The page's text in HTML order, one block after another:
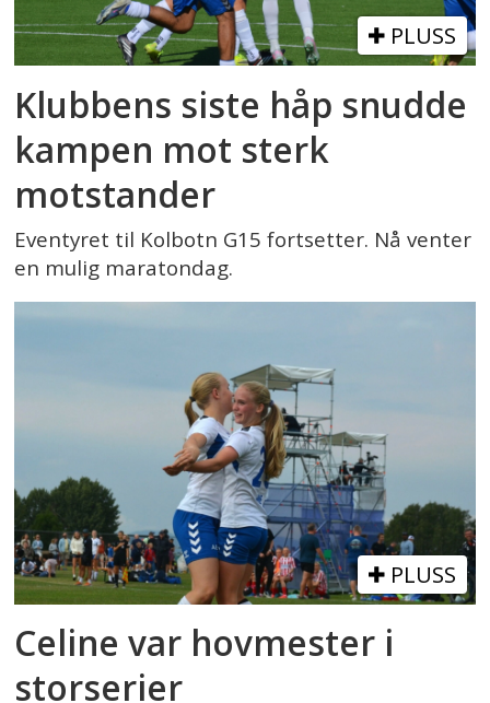
PLUSS
Klubbens siste håp snudde
kampen mot sterk
motstander
Eventyret til Kolbotn G15 fortsetter. Nå venter
en mulig maratondag.
PLUSS
Celine var hovmester i
storserier